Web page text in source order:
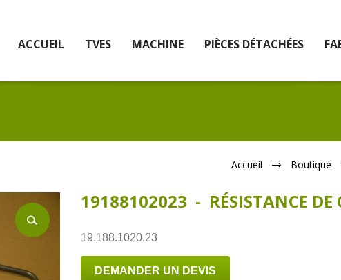
ACCUEIL TVES MACHINE PIÈCES DÉTACHÉES
Accueil Boutique
19188102023 - RÉSISTANCE DE
19.188.1020.23
DEMANDER UN DEVIS